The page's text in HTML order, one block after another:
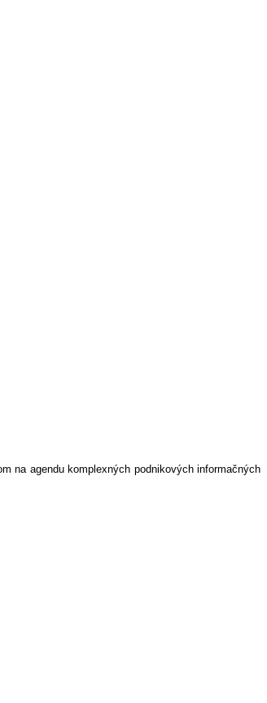
na agendu komplexných podnikových informačných